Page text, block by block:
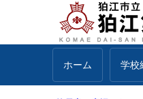
ホーム 学校